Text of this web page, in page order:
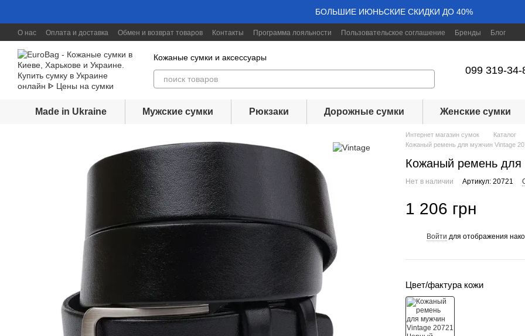
БОЛЬШИЕ ИЮНЬСКИЕ СКИДКИ ДО 40%
О нас Оплата и доставка Обмен и возврат товаров Контакты Программа лояльности Пользовательское соглашение Бренды
Блог
Кожаные сумки и аксессуары
099 319-34-
Made in Ukraine Мужские сумки Рюкзаки Дорожные сумки Женские сумки
Интернет магазин сумок Каталог
Кожаный ремень для мужчин Vintage
Кожаный ремень для
Нет в наличии Артикул: 20721
1 206 грн
Войти для отображения
Цвет/фактура кожи